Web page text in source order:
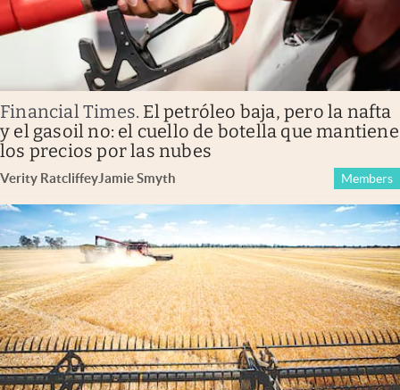
Financial Times. El petróleo baja, pero la nafta
y el gasoil no: el cuello de botella que mantiene
los precios por las nubes
Verity RatcliffeyJamie Smyth Members